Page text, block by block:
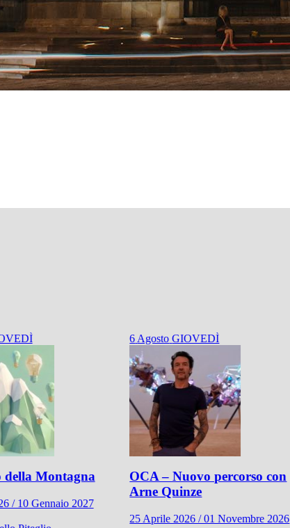
della Montagna
/ 10 Gennaio 2027
6 Agosto GIOVEDÌ
OCA – Nuovo percorso con
Arne Quinze
25 Aprile 2026 / 01 Novembre 2026